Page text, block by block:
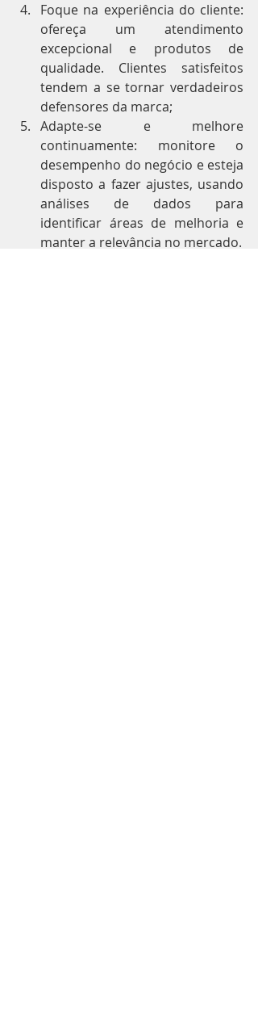
Foque na experiência do cliente:
ofereça um atendimento
excepcional e produtos de
qualidade. Clientes satisfeitos
tendem a se tornar verdadeiros
defensores da marca;
Adapte-se e melhore
continuamente: monitore o
desempenho do negócio e esteja
disposto a fazer ajustes, usando
análises de dados para
identificar áreas de melhoria e
manter a relevância no mercado.